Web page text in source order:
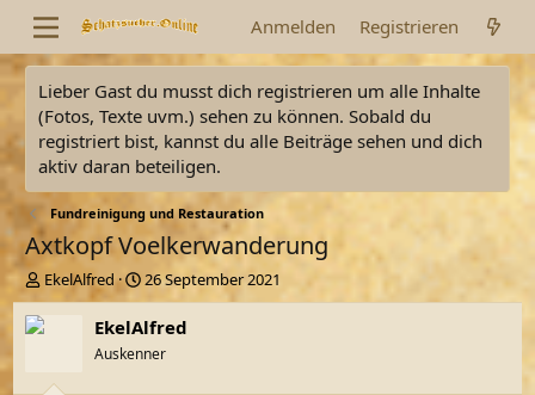
Anmelden Registrieren
Lieber Gast du musst dich registrieren um alle Inhalte
(Fotos, Texte uvm.) sehen zu können. Sobald du
registriert bist, kannst du alle Beiträge sehen und dich
aktiv daran beteiligen.
Fundreinigung und Restauration
Axtkopf Voelkerwanderung
E
r
s
EkelAlfred
E
r
s
e
26 September 2021
EkelAlfred
Auskenner